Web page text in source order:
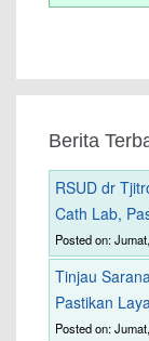
Berita
RSUD dr
Cath Lab,
Posted on:
Tinjau
Pastikan
Posted on: